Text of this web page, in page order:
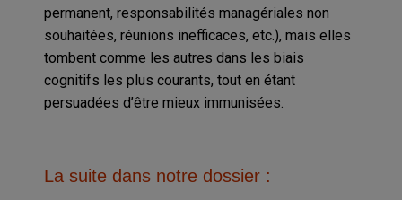
permanent, responsabilités managériales non
souhaitées, réunions inefficaces, etc.), mais elles
tombent comme les autres dans les biais
cognitifs les plus courants, tout en étant
persuadées d’être mieux immunisées.
La suite dans notre dossier :